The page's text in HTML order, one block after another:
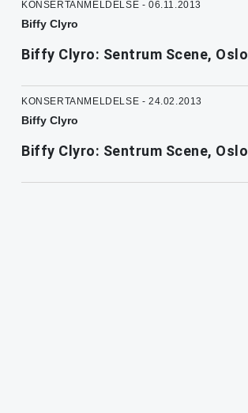
KONSERTANMELDELSE - 06.11.2013
Biffy Clyro
Biffy Clyro: Sentrum Scene, Oslo
KONSERTANMELDELSE - 24.02.2013
Biffy Clyro
Biffy Clyro: Sentrum Scene, Oslo